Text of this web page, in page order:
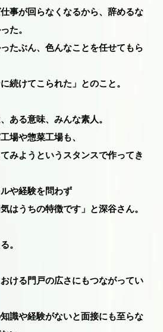
仕事が回らなくなるから、辞めるな
た。
たぶん、色んなことを任せてもら
続けてこられた」とのこと。
ある意味、みんな素人。
場や惣菜工場も、
みようというスタンスで作ってき
や経験を問わず
はうちの特徴です」と深谷さん。
。
おける門戸の広さにもつながってい
識や経験がないと面接にも至らな